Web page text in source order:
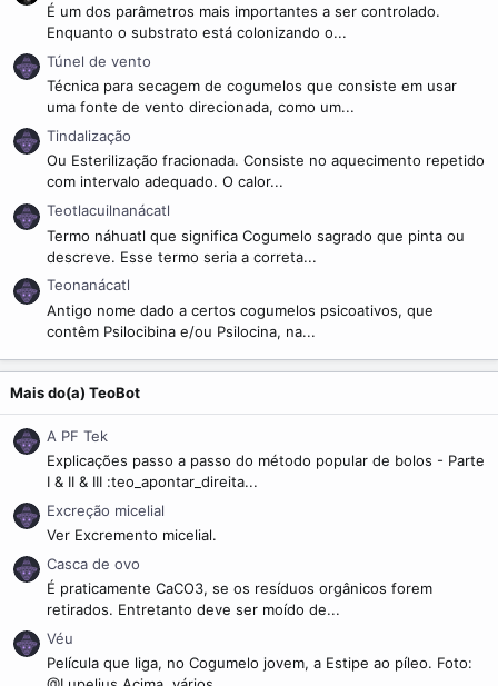
É um dos parâmetros mais importantes a ser controlado.
Enquanto o substrato está colonizando o...
Túnel de vento
Técnica para secagem de cogumelos que consiste em usar
uma fonte de vento direcionada, como um...
Tindalização
Ou Esterilização fracionada. Consiste no aquecimento repetido
com intervalo adequado. O calor...
Teotlacuilnanácatl
Termo náhuatl que significa Cogumelo sagrado que pinta ou
descreve. Esse termo seria a correta...
Teonanácatl
Antigo nome dado a certos cogumelos psicoativos, que
contêm Psilocibina e/ou Psilocina, na...
Mais do(a) TeoBot
A PF Tek
Explicações passo a passo do método popular de bolos - Parte
I & II & III :teo_apontar_direita...
Excreção micelial
Ver Excremento micelial.
Casca de ovo
É praticamente CaCO3, se os resíduos orgânicos forem
retirados. Entretanto deve ser moído de...
Véu
Película que liga, no Cogumelo jovem, a Estipe ao píleo. Foto: